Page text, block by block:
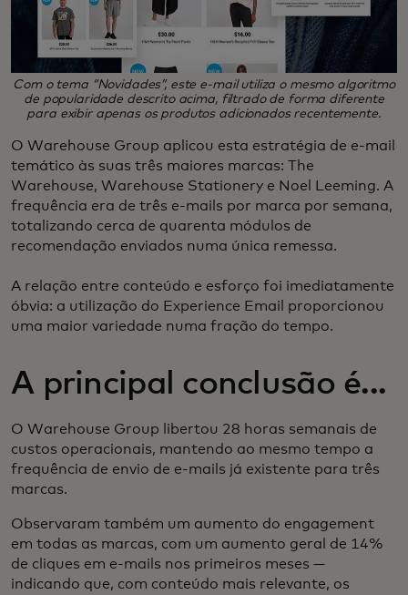
Com o tema “Novidades”, este e-mail utiliza o mesmo algoritmo
de popularidade descrito acima, filtrado de forma diferente
para exibir apenas os produtos adicionados recentemente.
O Warehouse Group aplicou esta estratégia de e-mail
temático às suas três maiores marcas: The
Warehouse, Warehouse Stationery e Noel Leeming. A
frequência era de três e-mails por marca por semana,
totalizando cerca de quarenta módulos de
recomendação enviados numa única remessa.
A relação entre conteúdo e esforço foi imediatamente
óbvia: a utilização do Experience Email proporcionou
uma maior variedade numa fração do tempo.
A principal conclusão é...
O Warehouse Group libertou 28 horas semanais de
custos operacionais, mantendo ao mesmo tempo a
frequência de envio de e-mails já existente para três
marcas.
Observaram também um aumento do engagement
em todas as marcas, com um aumento geral de 14%
de cliques em e-mails nos primeiros meses —
indicando que, com conteúdo mais relevante, os